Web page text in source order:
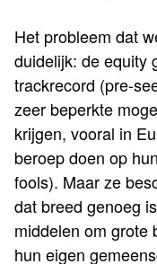
Het probleem dat
duidelijk: de equity
trackrecord (pre-
zeer beperkte
krijgen, vooral in
beroep doen op
fools). Maar ze
dat breed genoeg
middelen om grote
hun eigen